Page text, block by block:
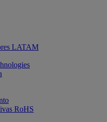
LATAM
RoHS